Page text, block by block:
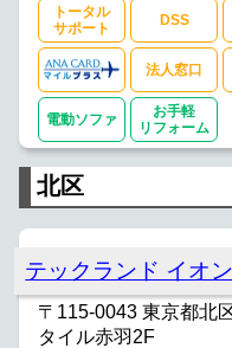
トータル
サポート
DSS
法人窓口
電動ソファ
お手軽
リフォーム
北区
テックランド イオ
〒115-0043 東京都北
タイル赤羽2F